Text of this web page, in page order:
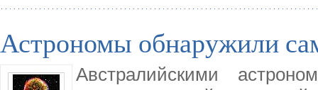
Астрономы обнаружили
Австралийскими